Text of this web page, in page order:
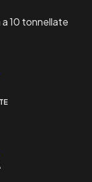
10 tonnellate